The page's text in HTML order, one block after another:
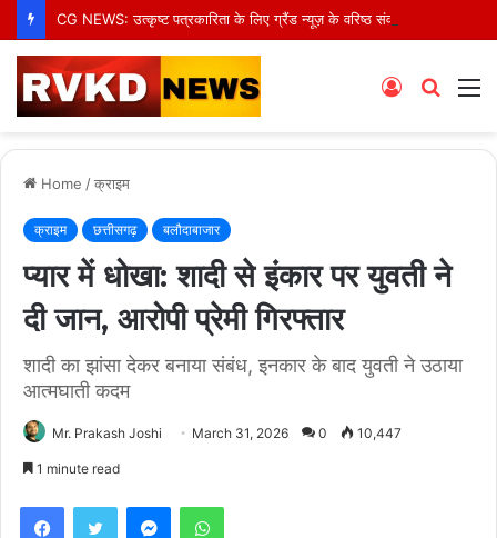
Search
Log
Home /क्राइम
क्राइम छत्तीसगढ़ बलौदाबाजार
प्यार में धोखा: शादी से इंकार पर युवती ने
दी जान, आरोपी प्रेमी गिरफ्तार
शादी का झांसा देकर बनाया संबंध, इनकार के बाद युवती ने उठाया
आत्मघाती कदम
Mr. Prakash Joshi March 31, 2026 0 10,447
1 minute read
FacebookTwitter MessengerWhatsApp